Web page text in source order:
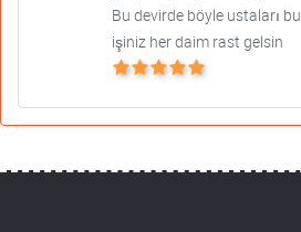
Bu devirde böyle ustaları
işiniz her daim rast gelsin